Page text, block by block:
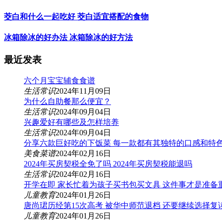
茭白和什么一起吃好 茭白适宜搭配的食物
冰箱除冰的好办法 冰箱除冰的好方法
最近发表
六个月宝宝辅食食谱
生活常识2024年11月09日
为什么自助餐那么便宜？
生活常识2024年09月04日
兴趣爱好有哪些及怎样培养
生活常识2024年09月04日
分享六款巨好吃的下饭菜 每一款都有其独特的口感和特
美食菜谱2024年02月16日
2024年买房契税全免了吗 2024年买房契税能退吗
生活常识2024年02月16日
开学在即 家长忙着为孩子买书包买文具 这件事才是准备
儿童教育2024年01月26日
唐尚珺历经第15次高考 被华中师范退档 还要继续选择复
儿童教育2024年01月26日